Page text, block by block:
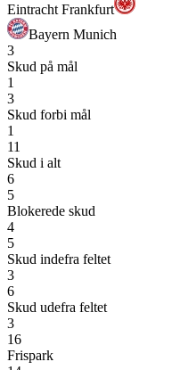
Eintracht Frankfurt
Bayern Munich
3
Skud på mål
1
3
Skud forbi mål
1
11
Skud i alt
6
5
Blokerede skud
4
5
Skud indefra feltet
3
6
Skud udefra feltet
3
16
Frispark